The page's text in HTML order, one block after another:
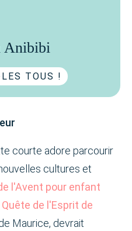
Anibibi
TOUS !
courte adore parcourir
cultures et
l'Avent pour enfant
Quête de l'Esprit de
Maurice, devrait